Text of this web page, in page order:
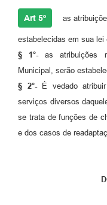
Art 5º as
estabelecidas em sua lei
§ 1°-as atribuições
Municipal, serão
§ 2°-É vedado
serviços diversos
se trata de funções de
e dos casos de